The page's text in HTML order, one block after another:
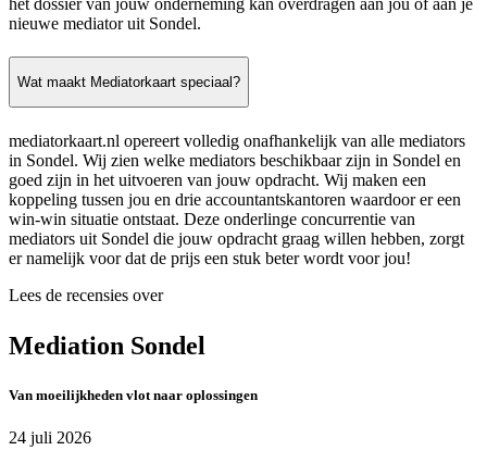
nieuwe mediator uit Sondel.
Wat maakt Mediatorkaart speciaal?
mediatorkaart.nl opereert volledig onafhankelijk van alle mediators
in Sondel. Wij zien welke mediators beschikbaar zijn in Sondel en
goed zijn in het uitvoeren van jouw opdracht. Wij maken een
koppeling tussen jou en drie accountantskantoren waardoor er een
win-win situatie ontstaat. Deze onderlinge concurrentie van
mediators uit Sondel die jouw opdracht graag willen hebben, zorgt
er namelijk voor dat de prijs een stuk beter wordt voor jou!
Lees de recensies over
Mediation Sondel
Van moeilijkheden vlot naar oplossingen
24 juli 2026